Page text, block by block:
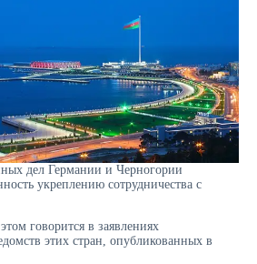
дел Германии и Черногории
укреплению сотрудничества с
говорится в заявлениях
этих стран, опубликованных в